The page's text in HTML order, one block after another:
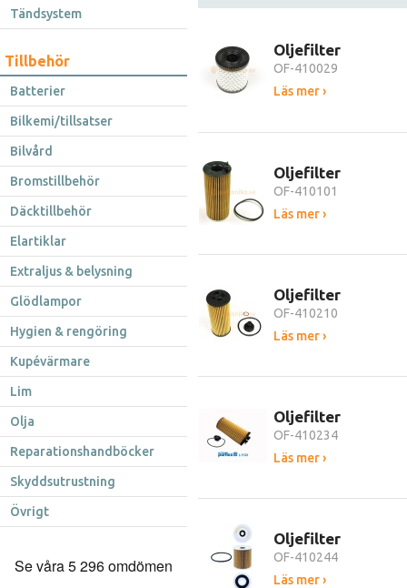
Tändsystem
Tillbehör
Batterier
Bilkemi/tillsatser
Bilvård
Bromstillbehör
Däcktillbehör
Elartiklar
Extraljus & belysning
Glödlampor
Hygien & rengöring
Kupévärmare
Lim
Olja
Reparationshandböcker
Skyddsutrustning
Övrigt
Oljefilter
OF-410029
Läs mer ›
Oljefilter
OF-410101
Läs mer ›
Oljefilter
OF-410210
Läs mer ›
Oljefilter
OF-410234
Läs mer ›
Oljefilter
OF-410244
Läs mer ›